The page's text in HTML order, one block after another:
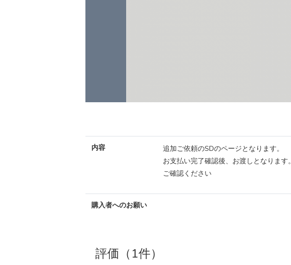
内容
追加ご依頼のSDのページとなります。
お支払い完了確認後、お渡しとなります。
ご確認ください
購入者へのお願い
評価（1件）